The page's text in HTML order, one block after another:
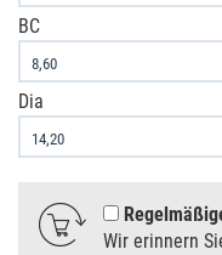
BC
Dia
Wir erinnern